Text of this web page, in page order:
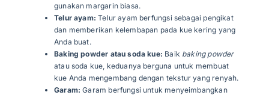
gunakan margarin biasa.
Telur ayam: Telur ayam berfungsi sebagai pengikat
dan memberikan kelembapan pada kue kering yang
Anda buat.
Baking powder atau soda kue: Baik baking powder
atau soda kue, keduanya berguna untuk membuat
kue Anda mengembang dengan tekstur yang renyah.
Garam:Garam berfungsi untuk menyeimbangkan